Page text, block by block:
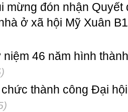
mừng đón nhận
ở xã hội Mỹ Xuân
niệm 46 năm hình
thành công Đại